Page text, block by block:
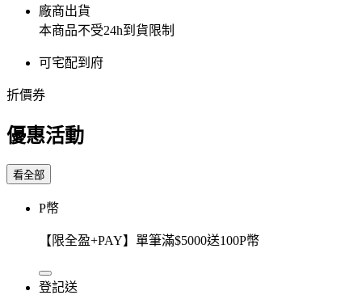
廠商出貨
本商品不受24h到貨限制
可宅配到府
折價券
優惠活動
看全部
P幣
【限全盈+PAY】單筆滿$5000送100P幣
登記送